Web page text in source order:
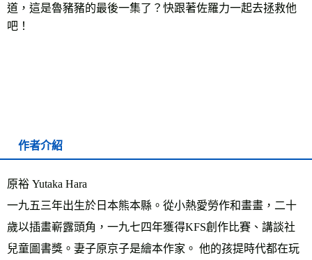
道，這是魯豬豬的最後一集了？快跟著佐羅力一起去拯救他
吧！
作者介紹
原裕 Yutaka Hara
一九五三年出生於日本熊本縣。從小熱愛勞作和畫畫，二十
歲以插畫嶄露頭角，一九七四年獲得KFS創作比賽、講談社
兒童圖書獎。妻子原京子是繪本作家。 他的孩提時代都在玩